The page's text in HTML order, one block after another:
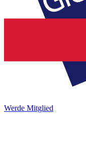
Werde Mitglied